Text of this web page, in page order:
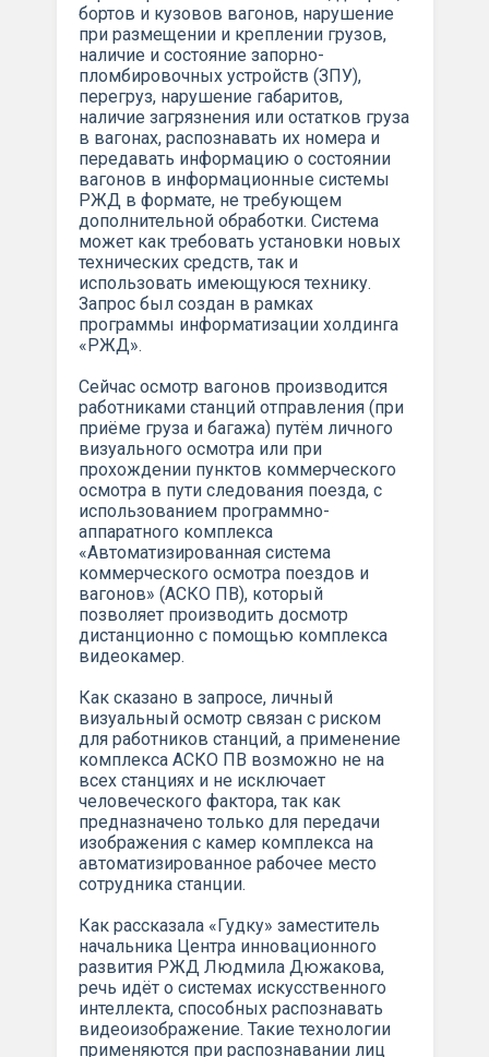
бортов и кузовов вагонов, нарушение
при размещении и креплении грузов,
наличие и состояние запорно-
пломбировочных устройств (ЗПУ),
перегруз, нарушение габаритов,
наличие загрязнения или остатков груза
в вагонах, распознавать их номера и
передавать информацию о состоянии
вагонов в информационные системы
РЖД в формате, не требующем
дополнительной обработки. Система
может как требовать установки новых
технических средств, так и
использовать имеющуюся технику.
Запрос был создан в рамках
программы информатизации холдинга
«РЖД».
Сейчас осмотр вагонов производится
работниками станций отправления (при
приёме груза и багажа) путём личного
визуального осмотра или при
прохождении пунктов коммерческого
осмотра в пути следования поезда, с
использованием программно-
аппаратного комплекса
«Автоматизированная система
коммерческого осмотра поездов и
вагонов» (АСКО ПВ), который
позволяет производить досмотр
дистанционно с помощью комплекса
видеокамер.
Как сказано в запросе, личный
визуальный осмотр связан с риском
для работников станций, а применение
комплекса АСКО ПВ возможно не на
всех станциях и не исключает
человеческого фактора, так как
предназначено только для передачи
изображения с камер комплекса на
автоматизированное рабочее место
сотрудника станции.
Как рассказала «Гудку» заместитель
начальника Центра инновационного
развития РЖД Людмила Дюжакова,
речь идёт о системах искусственного
интеллекта, способных распознавать
видеоизображение. Такие технологии
применяются при распознавании лиц